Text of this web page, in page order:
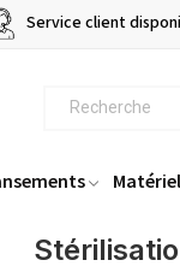
Service client